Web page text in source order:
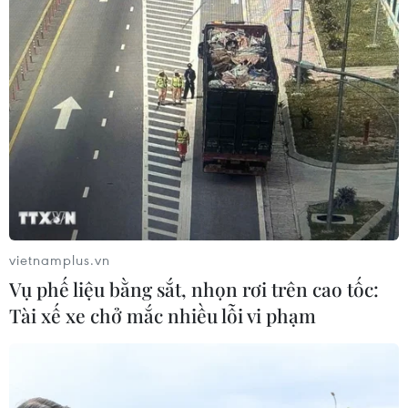
Đưa tinh hoa sông nước Cần Thơ
chinh phục du khách Thái Lan
05/08/2026 11:36
Đà Nẵng lần đầu đăng cai chung kết
Hoa hậu Di sản toàn cầu 2026
05/08/2026 11:01
Hà Nội nằm trong
vietnamplus.vn
Vụ phế liệu bằng sắt, nhọn rơi trên cao tốc:
Tài xế xe chở mắc nhiều lỗi vi phạm